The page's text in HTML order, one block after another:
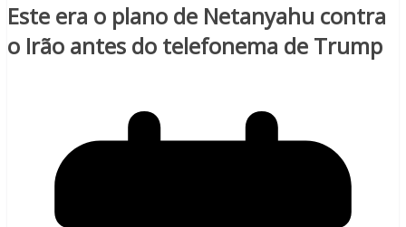
Este era o plano de Netanyahu contra
o Irão antes do telefonema de Trump